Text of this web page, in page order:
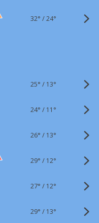
32° /24°
25° / 13°
24° / 11°
26° / 13°
29° / 12°
27° / 12°
29° / 13°